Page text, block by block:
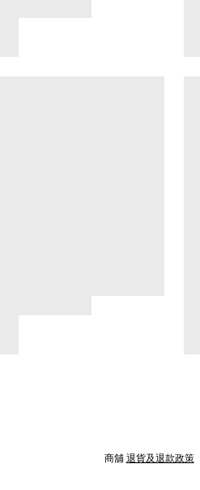
商舖 退貨及退款政策